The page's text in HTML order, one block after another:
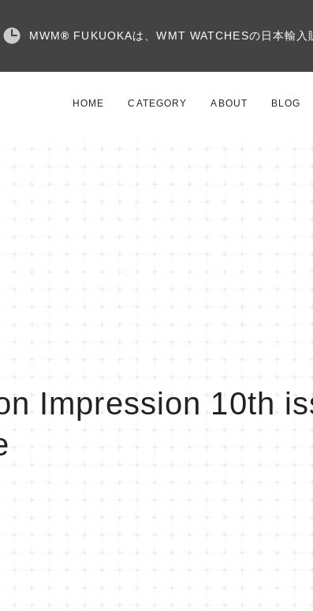
MWM® FUKUOKAは、WMT WATCHESの日本輸入
HOME CATEGORY ABOUT BLOG
Impression 10th